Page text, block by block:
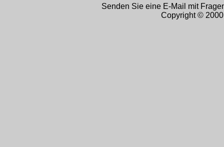
Senden Sie eine E-Mail mit
Copyright ©